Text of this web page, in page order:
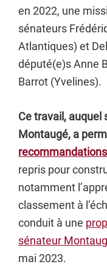
en 2022, une
sénateurs
Atlantiques) et
député(e)s Anne
Barrot (Yvelines).
Ce travail, auquel
Montaugé, a
recommandations
repris pour
notamment
classement à
conduit à une
sénateur
mai 2023.